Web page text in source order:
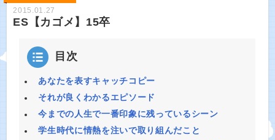
2015.01.27
ES【カゴメ】15卒
目次
あなたを表すキャッチコピー
それが良くわかるエピソード
今までの人生で一番印象に残っているシーン
学生時代に情熱を注いで取り組んだこと